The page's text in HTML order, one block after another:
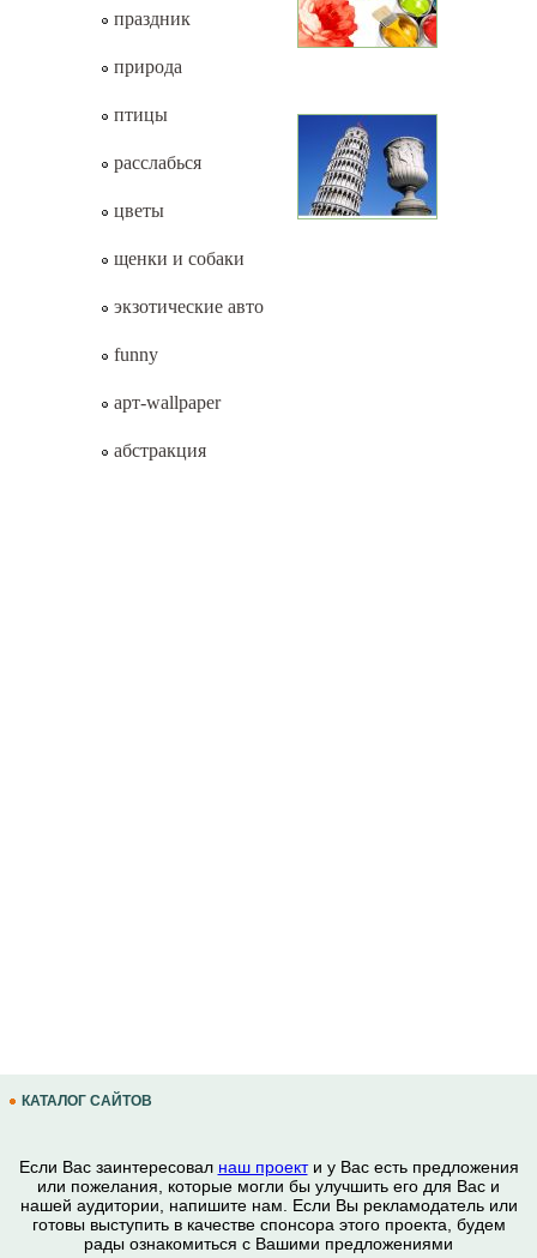
праздник
природа
птицы
расслабься
цветы
щенки и собаки
экзотические авто
funny
арт-wallpaper
абстракция
КАТАЛОГ САЙТОВ
Если Вас заинтересовал наш проекти у Вас есть предложения
или пожелания, которые могли бы улучшить его для Вас и
нашей аудитории, напишите нам. Если Вы рекламодатель или
готовы выступить в качестве спонсора этого проекта, будем
рады ознакомиться с Вашими предложениями